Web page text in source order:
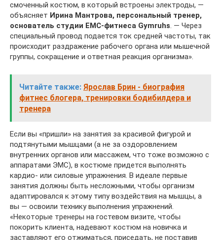
смоченный костюм, в который встроены электроды, —
объясняет Ирина Мантрова, персональный тренер,
основатель студии ЕМС-фитнеса Gymruhs. — Через
специальный провод подается ток средней частоты, так
происходит раздражение рабочего органа или мышечной
группы, сокращение и ответная реакция организма».
Читайте также: Ярослав Брин - биография
фитнес блогера, тренировки бодибилдера и
тренера
Если вы «пришли» на занятия за красивой фигурой и
подтянутыми мышцами (а не за оздоровлением
внутренних органов или массажем, что тоже возможно с
аппаратами ЭМС), в костюме придется выполнять
кардио- или силовые упражнения. В идеале первые
занятия должны быть несложными, чтобы организм
адаптировался к этому типу воздействия на мышцы, а
вы — освоили технику выполнения упражнений.
«Некоторые тренеры на гостевом визите, чтобы
покорить клиента, надевают костюм на новичка и
заставляют его отжиматься, приседать, не поставив